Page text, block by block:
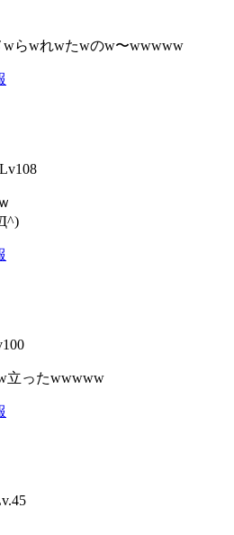
らwれwたwのw〜wwwww
Lv108
立ったwwwww